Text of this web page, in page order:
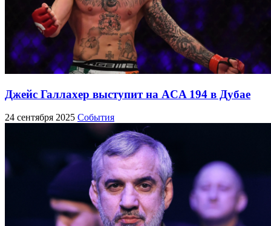
Джейс Галлахер выступит на ACA 194 в Дубае
24 сентября 2025 События